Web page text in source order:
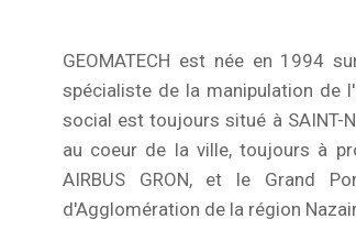
GEOMATECH est née en 1994
spécialiste de la manipulation de
social est toujours situé à SAINT-
au coeur de la ville, toujours à
AIRBUS GRON, et le Grand
d'Agglomération de la région